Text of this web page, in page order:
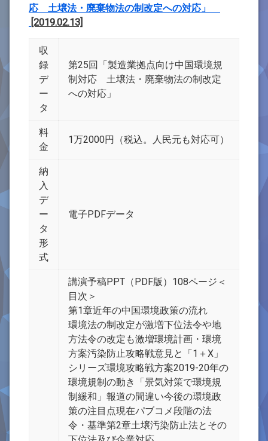
応 土壌法・廃棄物法の制改定への対応」
[2019.02.13]
収
録
デ
ー
タ
第25回「製造業拠点向け中国環境規
制対応 土壌法・廃棄物法の制改定
への対応」
料
金
1万2000円（税込。人民元も対応可）
納
入
デ
ー
タ
形
式
電子PDFデータ
講演予稿PPT（PDF版）108ページ＜
目次＞
第1章近年の中国環境政策の流れ
環境法の制改定が激増下位法令や地
方法令の改定も激増環境計画・環境
方案汚染防止攻略戦意見と「1＋X」
シリーズ環境攻略戦方案2019-20年の
環境規制の動き「景気対策で環境規
制緩和」報道の間違い今後の環境政
策の注目点現在パブコメ段階の法
令・基準第2章土壌汚染防止法とその